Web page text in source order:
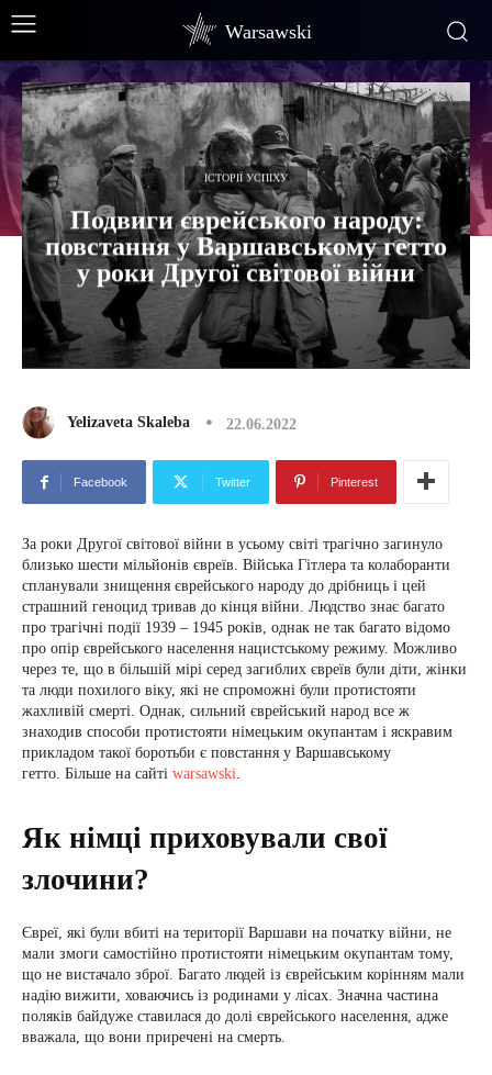
Warsawski
ІСТОРІЇ УСПІХУ
Подвиги єврейського народу:
повстання у Варшавському гетто
у роки Другої світової війни
Yelizaveta Skaleba 22.06.2022
Facebook Twitter Pinterest
За роки Другої світової війни в усьому світі трагічно загинуло
близько шести мільйонів євреїв. Війська Гітлера та колаборанти
спланували знищення єврейського народу до дрібниць і цей
страшний геноцид тривав до кінця війни. Людство знає багато
про трагічні події 1939 – 1945 років, однак не так багато відомо
про опір єврейського населення нацистському режиму. Можливо
через те, що в більшій мірі серед загиблих євреїв були діти, жінки
та люди похилого віку, які не спроможні були протистояти
жахливій смерті. Однак, сильний єврейський народ все ж
знаходив способи протистояти німецьким окупантам і яскравим
прикладом такої боротьби є повстання у Варшавському
гетто. Більше на сайті warsawski.
Як німці приховували свої
злочини?
Євреї, які були вбиті на території Варшави на початку війни, не
мали змоги самостійно протистояти німецьким окупантам тому,
що не вистачало зброї. Багато людей із єврейським корінням мали
надію вижити, ховаючись із родинами у лісах. Значна частина
поляків байдуже ставилася до долі єврейського населення, адже
вважала, що вони приречені на смерть.